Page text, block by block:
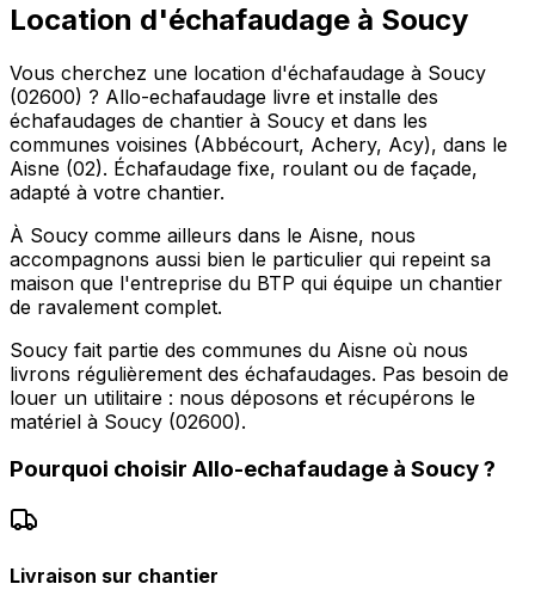
Location d'échafaudage à Soucy
Vous cherchez une location d'échafaudage à Soucy
(02600) ? Allo-echafaudage livre et installe des
échafaudages de chantier à Soucy et dans les
communes voisines (Abbécourt, Achery, Acy), dans le
Aisne (02). Échafaudage fixe, roulant ou de façade,
adapté à votre chantier.
À Soucy comme ailleurs dans le Aisne, nous
accompagnons aussi bien le particulier qui repeint sa
maison que l'entreprise du BTP qui équipe un chantier
de ravalement complet.
Soucy fait partie des communes du Aisne où nous
livrons régulièrement des échafaudages. Pas besoin de
louer un utilitaire : nous déposons et récupérons le
matériel à Soucy (02600).
Pourquoi choisir Allo-echafaudage à Soucy?
Livraison sur chantier